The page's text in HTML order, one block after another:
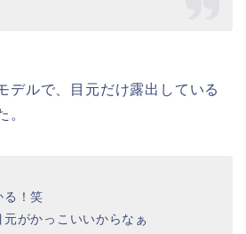
デルで、目元だけ露出している
。
る！笑
がかっこいいからなぁ